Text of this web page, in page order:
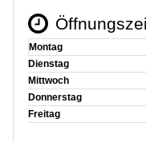
Montag
Dienstag
Mittwoch
Donnerstag
Freitag